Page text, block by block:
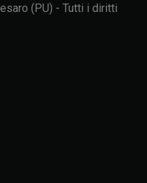
(PU) - Tutti i diritti